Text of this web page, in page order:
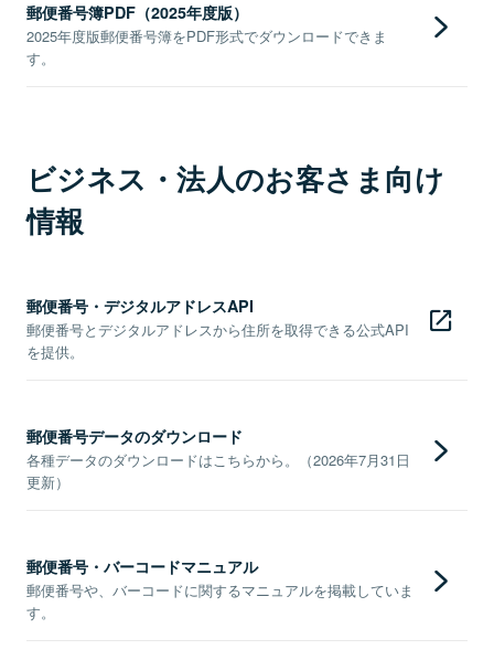
郵便番号簿PDF（2025年度版）
2025年度版郵便番号簿をPDF形式でダウンロードできま
す。
ビジネス・法人のお客さま向け
情報
郵便番号・デジタルアドレスAPI
郵便番号とデジタルアドレスから住所を取得できる公式API
を提供。
郵便番号データのダウンロード
各種データのダウンロードはこちらから。（2026年7月31日
更新）
郵便番号・バーコードマニュアル
郵便番号や、バーコードに関するマニュアルを掲載していま
す。